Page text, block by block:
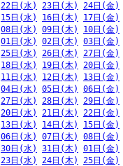
22日(水) 23日(木) 24日(金)
15日(水) 16日(木) 17日(金)
08日(水) 09日(木) 10日(金)
01日(水) 02日(木) 03日(金)
25日(水) 26日(木) 27日(金)
18日(水) 19日(木) 20日(金)
11日(水) 12日(木) 13日(金)
04日(水) 05日(木) 06日(金)
27日(水) 28日(木) 29日(金)
20日(水) 21日(木) 22日(金)
13日(水) 14日(木) 15日(金)
06日(水) 07日(木) 08日(金)
30日(水) 31日(木) 01日(金)
23日(水) 24日(木) 25日(金)